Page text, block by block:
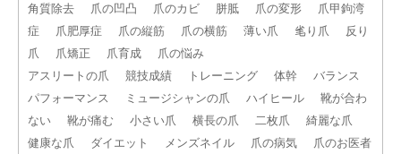
角質除去
爪の凹凸 爪のカビ 胼胝 爪の変形
爪甲鉤湾
症
爪肥厚症 爪の縦筋 爪の横筋 薄い爪 毟り爪
反り
爪
爪矯正 爪育成
爪の悩み
アスリートの爪
競技成績 トレーニング 体幹
バランス
パフォーマンス
ミュージシャンの爪 ハイヒール
靴が合わ
ない
靴が痛む 小さい爪 横長の爪 二枚爪
綺麗な爪
健康な爪
ダイエット メンズネイル 爪の病気
爪のお医者